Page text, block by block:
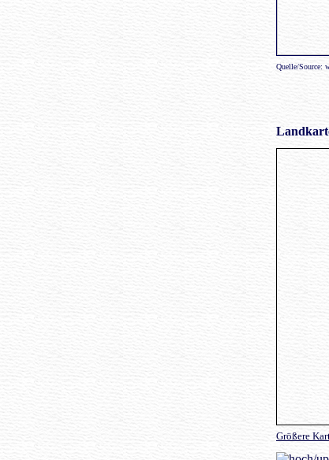
Quelle/Source:
Größere